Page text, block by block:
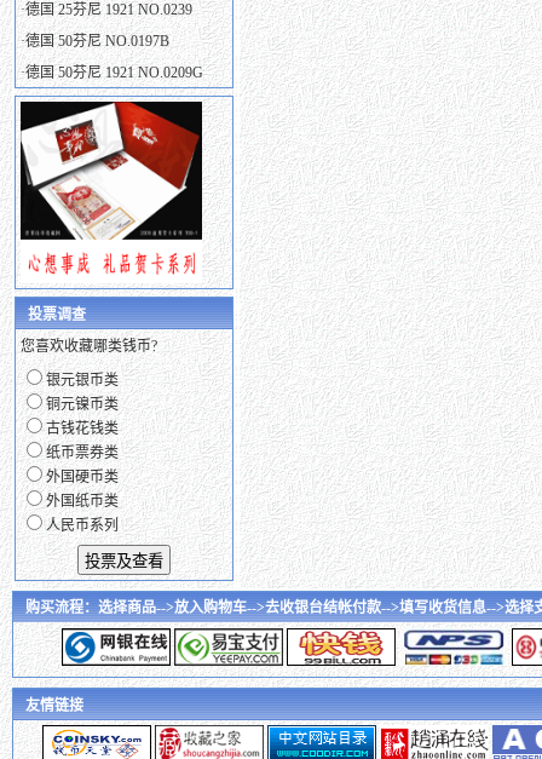
·德国 25芬尼 1921 NO.0239
·德国 50芬尼 NO.0197B
·德国 50芬尼 1921 NO.0209G
投票调查
您喜欢收藏哪类钱币?
银元银币类
铜元镍币类
古钱花钱类
纸币票券类
外国硬币类
外国纸币类
人民币系列
购买流程：选择商品-->放入购物车-->去收银台结帐付款-->填写收货信息-->选
友情链接